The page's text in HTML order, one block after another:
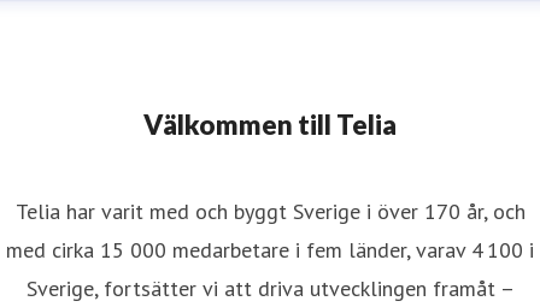
Välkommen till Telia
Telia har varit med och byggt Sverige i över 170 år, och
med cirka 15 000 medarbetare i fem länder, varav 4 100 i
Sverige, fortsätter vi att driva utvecklingen framåt –